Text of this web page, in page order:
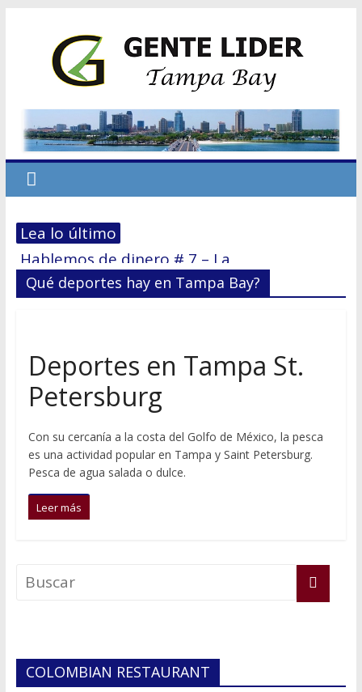
Lea lo último
Hablemos de dinero # 7 – La
reestructuración financiera: El 70/30
No dejes que el miedo te derrote
Hablemos de dinero Parte 6
En Tampa Bay, el Costo del Miedo
Qué deportes hay en Tampa Bay?
Deportes en Tampa St.
Petersburg
Con su cercanía a la costa del Golfo de México, la pesca
es una actividad popular en Tampa y Saint Petersburg.
Pesca de agua salada o dulce.
Leer más
COLOMBIAN RESTAURANT